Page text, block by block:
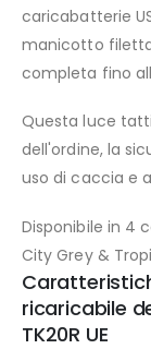
caricabatterie
manicotto
completa fino
Questa luce
dell'ordine, la
uso di caccia e
Disponibile in 4
City Grey &
ricaricabile
TK20R UE